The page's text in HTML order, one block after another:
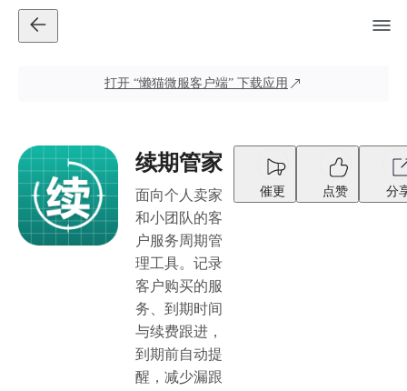
打开 “懒猫微服客户端” 下载应用
续期管家
面向个人卖家
和小团队的客
户服务周期管
理工具。记录
客户购买的服
务、到期时间
与续费跟进，
到期前自动提
醒，减少漏跟
催更 点赞 分